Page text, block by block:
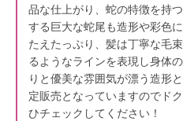
品な仕上がり、蛇の特徴を持
する巨大な蛇尾も造形や彩色
たえたっぷり、髪は丁寧な毛
るようなラインを表現し身体
りと優美な雰囲気が漂う造形
定販売となっていますのでド
ひチェックしてください！